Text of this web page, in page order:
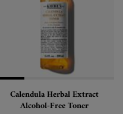
Calendula Herbal Extract
Alcohol-Free Toner